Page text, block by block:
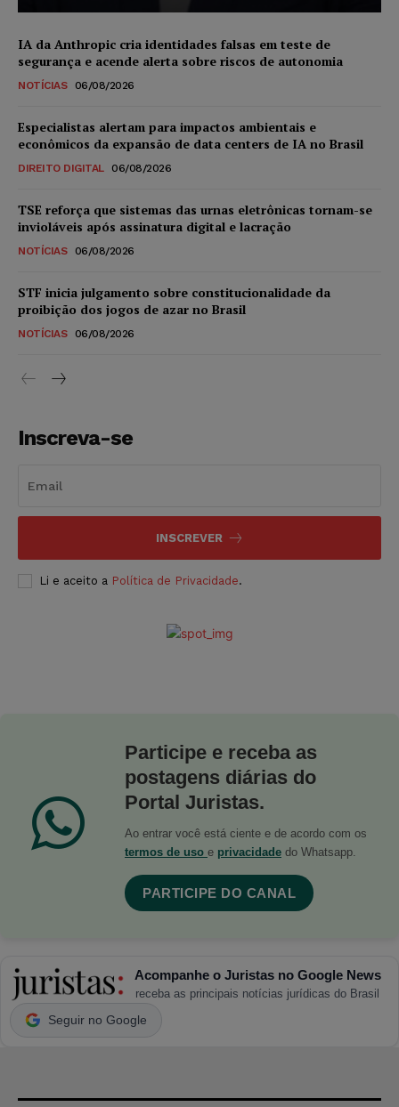
IA da Anthropic cria identidades falsas em teste de
segurança e acende alerta sobre riscos de autonomia
NOTÍCIAS 06/08/2026
Especialistas alertam para impactos ambientais e
econômicos da expansão de data centers de IA no Brasil
DIREITO DIGITAL 06/08/2026
TSE reforça que sistemas das urnas eletrônicas tornam-se
invioláveis após assinatura digital e lacração
NOTÍCIAS 06/08/2026
STF inicia julgamento sobre constitucionalidade da
proibição dos jogos de azar no Brasil
NOTÍCIAS 06/08/2026
Inscreva-se
INSCREVER
Li e aceito a Política de Privacidade.
Participe e receba as
postagens diárias do
Portal Juristas.
Ao entrar você está ciente e de acordo com os
termos de uso e privacidade do Whatsapp.
PARTICIPE DO CANAL
Acompanhe o Juristas no Google News
receba as principais notícias jurídicas do Brasil
Seguir no Google